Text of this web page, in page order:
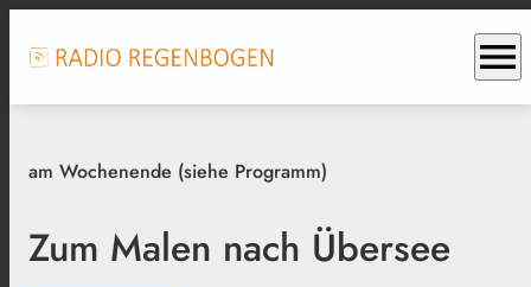
menu
am Wochenende (siehe Programm)
Zum Malen nach Übersee